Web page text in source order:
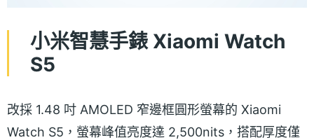
小米智慧手錶 Xiaomi Watch
S5
改採 1.48 吋 AMOLED 窄邊框圓形螢幕的 Xiaomi
Watch S5，螢幕峰值亮度達 2,500nits，搭配厚度僅